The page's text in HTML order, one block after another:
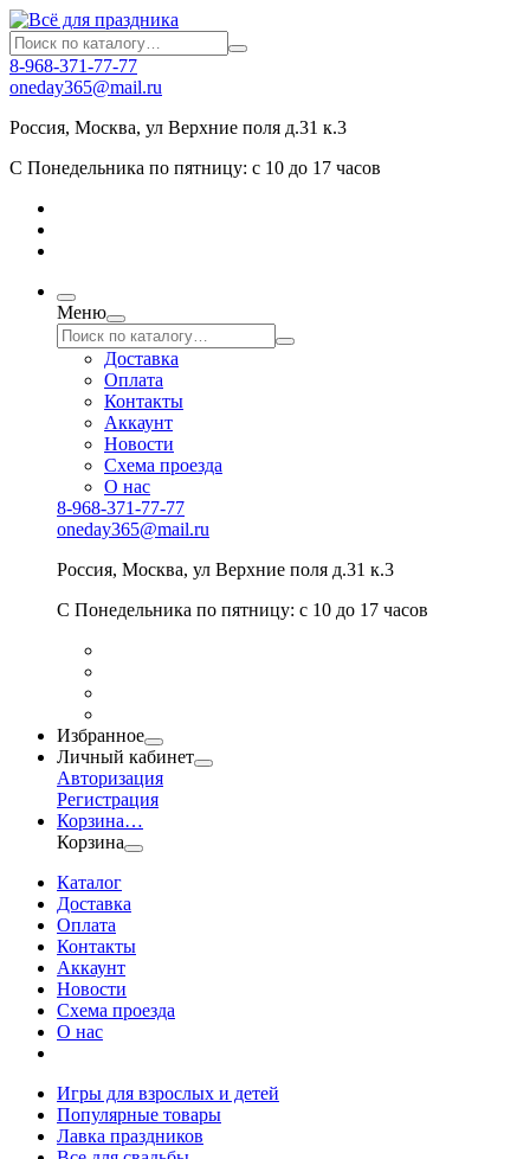
8-968-371-77-77
oneday365@mail.ru
Россия, Москва, ул Верхние поля д.31 к.3
С Понедельника по пятницу: с 10 до 17 часов
Меню
Доставка
Оплата
Контакты
Аккаунт
Новости
Схема проезда
О нас
8-968-371-77-77
oneday365@mail.ru
Россия, Москва, ул Верхние поля д.31 к.3
С Понедельника по пятницу: с 10 до 17 часов
Избранное
Личный кабинет
Авторизация
Регистрация
Корзина…
Корзина
Каталог
Доставка
Оплата
Контакты
Аккаунт
Новости
Схема проезда
О нас
Игры для взрослых и детей
Популярные товары
Лавка праздников